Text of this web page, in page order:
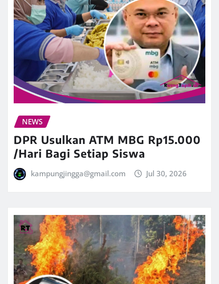
NEWS
DPR Usulkan ATM MBG Rp15.000
/Hari Bagi Setiap Siswa
kampungjingga@gmail.com Jul 30, 2026